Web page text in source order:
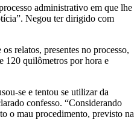
administrativo em que lhe
Negou ter dirigido com
relatos, presentes no processo,
120 quilômetros por hora e
se e tentou se utilizar da
confesso. “Considerando
o mau procedimento, previsto na